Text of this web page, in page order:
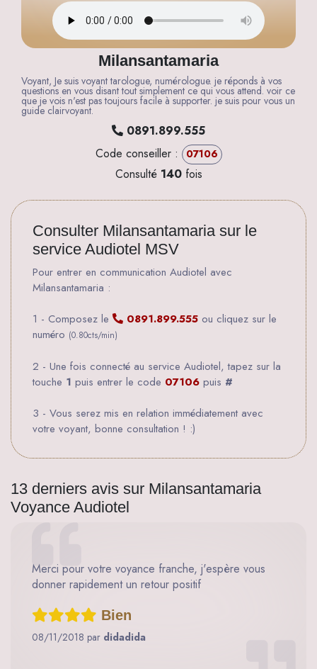
Milansantamaria
Voyant, Je suis voyant tarologue, numérologue. je réponds à vos
questions en vous disant tout simplement ce qui vous attend. voir ce
que je vois n'est pas toujours facile à supporter. je suis pour vous un
guide clairvoyant.
0891.899.555
Code conseiller :
07106
Consulté 140fois
Consulter Milansantamaria sur le
service Audiotel MSV
Pour entrer en communication Audiotel avec
Milansantamaria :
1 - Composez le
0891.899.555 ou cliquez sur le
numéro (0.80cts/min)
2 - Une fois connecté au service Audiotel, tapez sur la
touche 1 puis entrer le code 07106 puis #
3 - Vous serez mis en relation immédiatement avec
votre voyant, bonne consultation ! :)
13 derniers avis sur Milansantamaria
Voyance Audiotel
Merci pour votre voyance franche, j'espère vous
donner rapidement un retour positif
Bien
08/11/2018 par didadida